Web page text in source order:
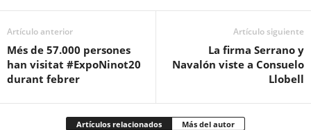
Artículo anterior
Més de 57.000 persones
han visitat #ExpoNinot20
durant febrer
Artículo siguiente
La firma Serrano y
Navalón viste a Consuelo
Llobell
Artículos relacionados Más del autor